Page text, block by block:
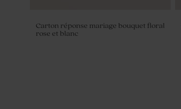
Carton réponse mariage bouquet floral
rose et blanc